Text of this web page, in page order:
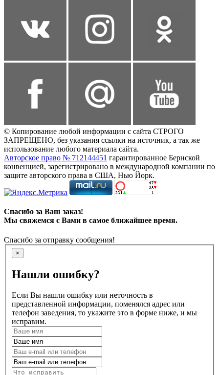
© Копирование любой информации с сайта СТРОГО
ЗАПРЕЩЕНО, без указания ссылки на источник, а так же
использование любого материала сайта.
Авторское право № 712144451 гарантированное Бернской
конвенцией, зарегистрировано в международной компании по
защите авторского права в США, Нью Йорк.
Спасибо за Ваш заказ!
Мы свяжемся с Вами в самое ближайшее время.
Спасибо за отправку сообщения!
×
Нашли ошибку?
Если Вы нашли ошибку или неточность в
представленной информации, поменялся адрес или
телефон заведения, то укажите это в форме ниже, и мы
исправим.